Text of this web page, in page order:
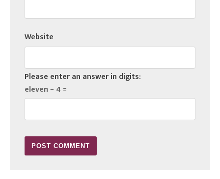
Website
Please enter an answer in digits:
eleven − 4 =